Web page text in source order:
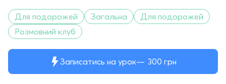
Записатись на урок 300 грн
Для подорожей Загальна
Для подорожей
Розмовний клуб